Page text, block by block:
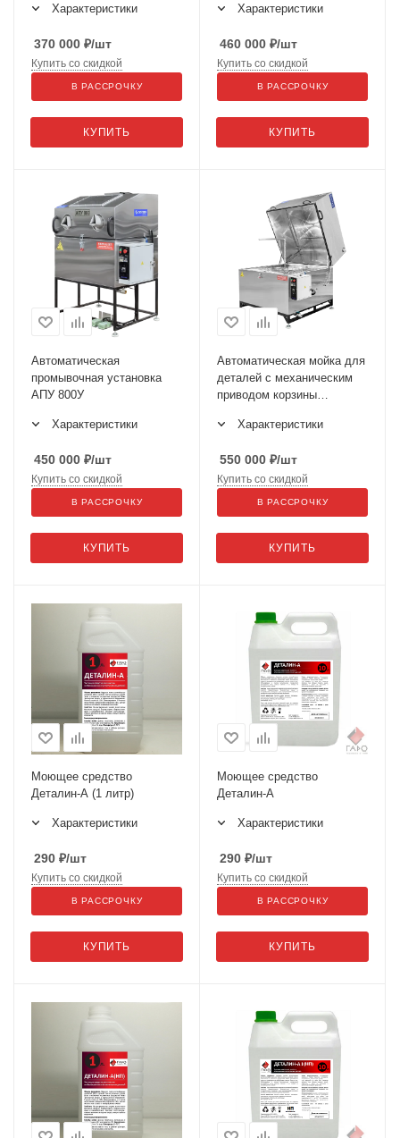
Характеристики
370 000 ₽/шт
КУПИТЬ
Купить со скидкой
В РАССРОЧКУ
Характеристики
460 000 ₽/шт
КУПИТЬ
Купить со скидкой
В РАССРОЧКУ
Автоматическая
промывочная установка
АПУ 800У
Характеристики
450 000 ₽/шт
КУПИТЬ
Купить со скидкой
В РАССРОЧКУ
Автоматическая мойка для
деталей с механическим
приводом корзины
Характеристики
550 000 ₽/шт
КУПИТЬ
Купить со скидкой
В РАССРОЧКУ
Моющее средство
Деталин-А (1 литр)
Характеристики
290 ₽/шт
КУПИТЬ
Купить со скидкой
В РАССРОЧКУ
Моющее средство
Деталин-А
Характеристики
290 ₽/шт
КУПИТЬ
Купить со скидкой
В РАССРОЧКУ